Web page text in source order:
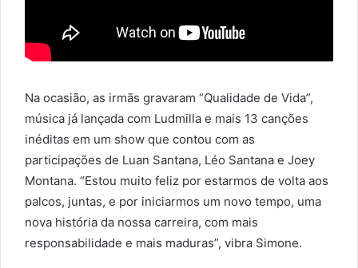
Na ocasião, as irmãs gravaram “Qualidade de Vida”,
música já lançada com Ludmilla e mais 13 canções
inéditas em um show que contou com as
participações de Luan Santana, Léo Santana e Joey
Montana. “Estou muito feliz por estarmos de volta aos
palcos, juntas, e por iniciarmos um novo tempo, uma
nova história da nossa carreira, com mais
responsabilidade e mais maduras”, vibra Simone.